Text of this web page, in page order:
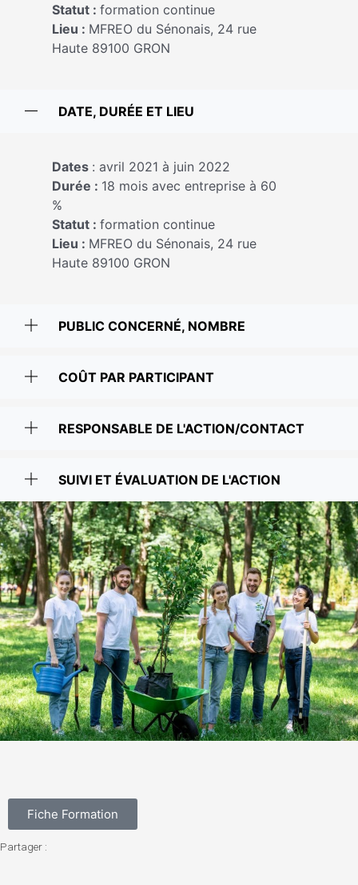
Statut : formation continue
Lieu : MFREO du Sénonais, 24 rue
Haute 89100 GRON
DATE, DURÉE ET LIEU
Dates : avril 2021 à juin 2022
Durée : 18 mois avec entreprise à 60
%
Statut : formation continue
Lieu : MFREO du Sénonais, 24 rue
Haute 89100 GRON
PUBLIC CONCERNÉ, NOMBRE
COÛT PAR PARTICIPANT
RESPONSABLE DE L'ACTION/CONTACT
SUIVI ET ÉVALUATION DE L'ACTION
Fiche Formation
Partager :